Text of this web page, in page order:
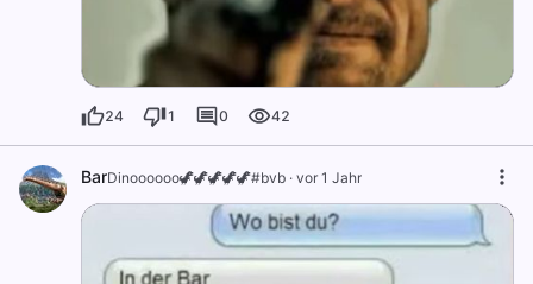
24 1 0 42
BarDinoooooo🦖🦖🦖🦖🦖#bvb · vor 1 Jahr